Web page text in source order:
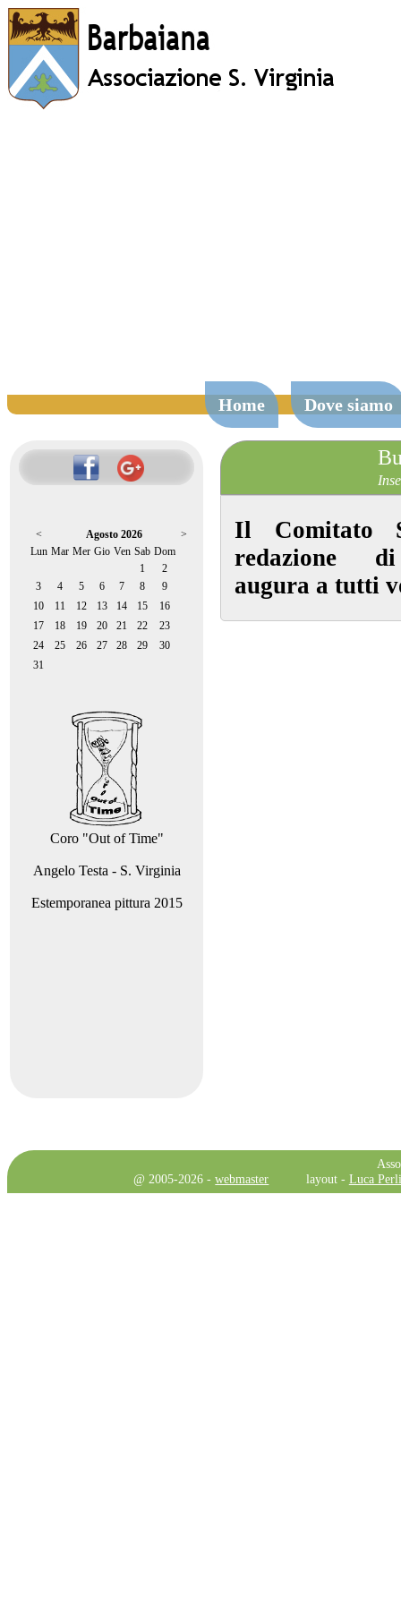
Home Dove siamo
< Agosto 2026
>
Lun Mar Mer Gio Ven Sab Dom
1
2
3
4 5 6 7 8
9
10
11 12 13 14 15
16
17
18 19 20 21 22
23
24
25 26 27 28 29
30
31
Coro "Out of Time"
Angelo Testa - S. Virginia
Estemporanea pittura 2015
Il Comitato
redazione di
augura a tutti
@ 2005-2026 -webmaster layout - Luca